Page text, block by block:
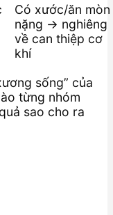
Có xước/ăn mòn
nặng → nghiêng
về can thiệp cơ
khí
sống” của
từng nhóm
sao cho ra